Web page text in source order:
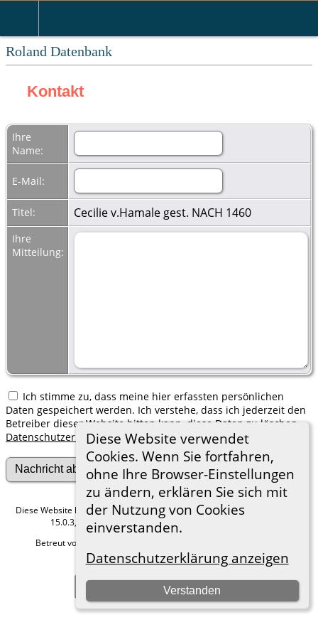
Roland Datenbank
Diese Website verwendet
Cookies. Wenn Sie fortfahren,
ohne Ihre Browser-Einstellungen
zu ändern, erklären Sie sich mit
der Nutzung von Cookies
einverstanden.
Datenschutzerklärung anzeigen
Verstanden
Kontakt
Ihre
Name:
E-Mail:
Titel: Cecilie v.Hamale gest. NACH 1460
Ihre
Mitteilung:
Ich stimme zu, dass meine hier erfassten persönlichen
Daten gespeichert werden. Ich verstehe, dass ich jederzeit den
Betreiber dieser Website bitten kann, diese Daten zu löschen.
Datenschutzerklärung
Diese Website läuft mit The Next Generation of Genealogy Sitebuilding
15.0.3, programmiert von Darrin Lythgoe © 2001-2026.
Betreut von
Hier geht es zum Impressum
Zur Desktop-Webseite wechseln